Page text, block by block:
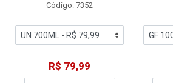
Código: 7352
R$ 79,99